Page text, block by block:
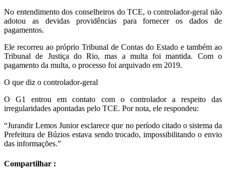
No entendimento dos conselheiros do TCE, o controlador-geral não
adotou as devidas providências para fornecer os dados de
pagamentos.
Ele recorreu ao próprio Tribunal de Contas do Estado e também ao
Tribunal de Justiça do Rio, mas a multa foi mantida. Com o
pagamento da multa, o processo foi arquivado em 2019.
O que diz o controlador-geral
O G1 entrou em contato com o controlador a respeito das
irregularidades apontadas pelo TCE. Por nota, ele respondeu:
“Jurandir Lemos Junior esclarece que no período citado o sistema da
Prefeitura de Búzios estava sendo trocado, impossibilitando o envio
das informações.”
Compartilhar :